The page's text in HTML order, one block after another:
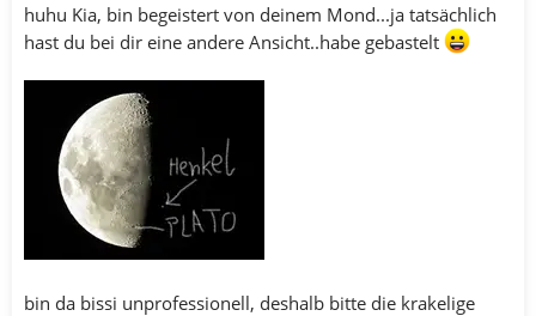
huhu Kia, bin begeistert von deinem Mond...ja tatsächlich
hast du bei dir eine andere Ansicht..habe gebastelt
bin da bissi unprofessionell, deshalb bitte die krakelige